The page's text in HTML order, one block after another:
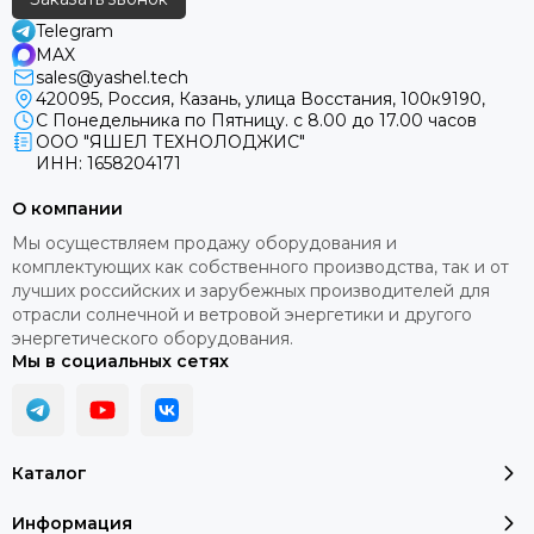
• Ветрогенератор 400Вт дает выработку экологически
чистой и бесплатной электроэнергии как минимум 10-
15 лет.
• Ветрогенератор работает круглые сутки при наличии
• Независимость от внешних источников
электроснабжения.
•Если купить ветрогенератор для частного дома, то
можно снизить потребление электричества из
городской сети.
• Бесшумность работы ветрогенератора в отличие от
• Отсутствие ограничений по продолжительности
ветрогенератора.
Telegram
MAX
sales@yashel.tech
420095, Россия, Казань, улица Восстания, 100к9190,
С Понедельника по Пятницу. с 8.00 до 17.00 часов
ООО "ЯШЕЛ ТЕХНОЛОДЖИС"
ИНН: 1658204171
Каталог
Информация
О компании
Мы осуществляем продажу оборудования и
комплектующих как собственного производства, так и от
лучших российских и зарубежных производителей для
отрасли солнечной и ветровой энергетики и другого
энергетического оборудования.
Мы в социальных сетях